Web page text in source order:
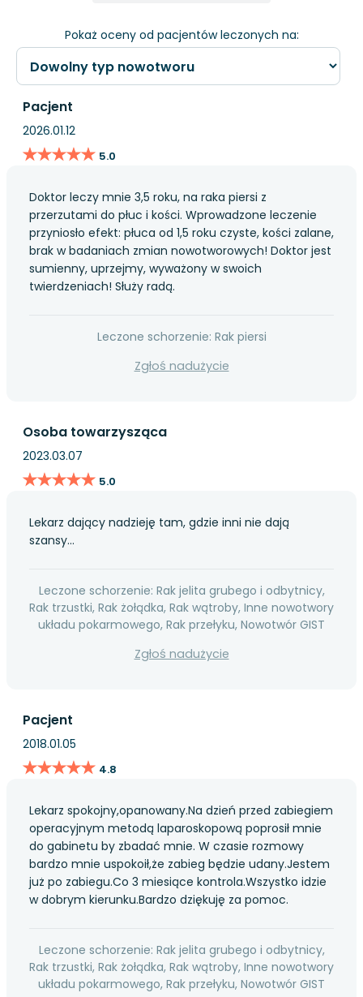
Pokaż oceny od pacjentów leczonych na:
Pacjent
2026.01.12
★★★★★
★★★★★ 5.0
Doktor leczy mnie 3,5 roku, na raka piersi z
przerzutami do płuc i kości. Wprowadzone leczenie
przyniosło efekt: płuca od 1,5 roku czyste, kości zalane,
brak w badaniach zmian nowotworowych! Doktor jest
sumienny, uprzejmy, wyważony w swoich
twierdzeniach! Służy radą.
Leczone schorzenie: Rak piersi
Zgłoś nadużycie
Osoba towarzysząca
2023.03.07
★★★★★
★★★★★ 5.0
Lekarz dający nadzieję tam, gdzie inni nie dają
szansy...
Leczone schorzenie: Rak jelita grubego i odbytnicy,
Rak trzustki, Rak żołądka, Rak wątroby, Inne nowotwory
układu pokarmowego, Rak przełyku, Nowotwór GIST
Zgłoś nadużycie
Pacjent
2018.01.05
★★★★★
★★★★★ 4.8
Lekarz spokojny,opanowany.Na dzień przed zabiegiem
operacyjnym metodą laparoskopową poprosił mnie
do gabinetu by zbadać mnie. W czasie rozmowy
bardzo mnie uspokoił,że zabieg będzie udany.Jestem
już po zabiegu.Co 3 miesiące kontrola.Wszystko idzie
w dobrym kierunku.Bardzo dziękuję za pomoc.
Leczone schorzenie: Rak jelita grubego i odbytnicy,
Rak trzustki, Rak żołądka, Rak wątroby, Inne nowotwory
układu pokarmowego, Rak przełyku, Nowotwór GIST